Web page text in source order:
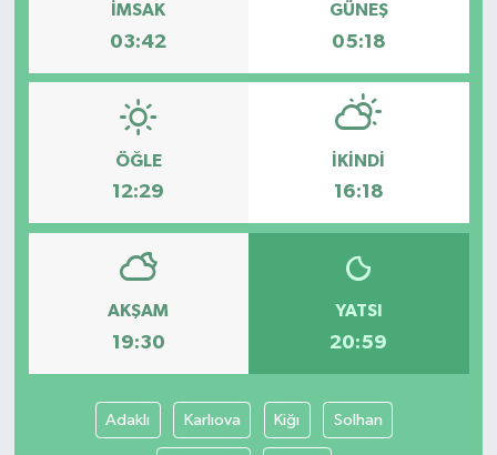
İMSAK
03:42
GÜNEŞ
05:18
ÖĞLE
12:29
İKINDI
16:18
AKŞAM
19:30
YATSI
20:59
Adaklı Karlıova Kiğı Solhan